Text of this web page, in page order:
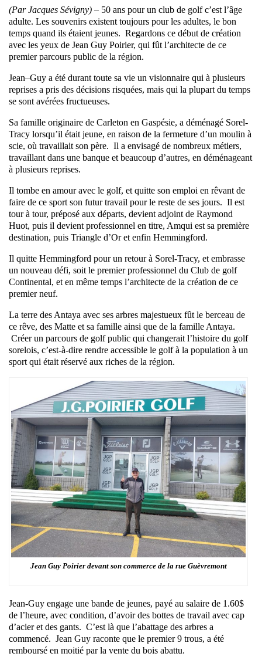
(Par Jacques Sévigny) – 50 ans pour un club de golf c’est l’âge
adulte. Les souvenirs existent toujours pour les adultes, le bon
temps quand ils étaient jeunes. Regardons ce début de création
avec les yeux de Jean Guy Poirier, qui fût l’architecte de ce
premier parcours public de la région.
Jean–Guy a été durant toute sa vie un visionnaire qui à plusieurs
reprises a pris des décisions risquées, mais qui la plupart du temps
se sont avérées fructueuses.
Sa famille originaire de Carleton en Gaspésie, a déménagé Sorel-
Tracy lorsqu’il était jeune, en raison de la fermeture d’un moulin à
scie, où travaillait son père. Il a envisagé de nombreux métiers,
travaillant dans une banque et beaucoup d’autres, en déménageant
à plusieurs reprises.
Il tombe en amour avec le golf, et quitte son emploi en rêvant de
faire de ce sport son futur travail pour le reste de ses jours. Il est
tour à tour, préposé aux départs, devient adjoint de Raymond
Huot, puis il devient professionnel en titre, Amqui est sa première
destination, puis Triangle d’Or et enfin Hemmingford.
Il quitte Hemmingford pour un retour à Sorel-Tracy, et embrasse
un nouveau défi, soit le premier professionnel du Club de golf
Continental, et en même temps l’architecte de la création de ce
premier neuf.
La terre des Antaya avec ses arbres majestueux fût le berceau de
ce rêve, des Matte et sa famille ainsi que de la famille Antaya.
Créer un parcours de golf public qui changerait l’histoire du golf
sorelois, c’est-à-dire rendre accessible le golf à la population à un
sport qui était réservé aux riches de la région.
Jean Guy Poirier devant son commerce de la rue Guèvremont
Jean-Guy engage une bande de jeunes, payé au salaire de 1.60$
de l’heure, avec condition, d’avoir des bottes de travail avec cap
d’acier et des gants. C’est là que l’abattage des arbres a
commencé. Jean Guy raconte que le premier 9 trous, a été
remboursé en moitié par la vente du bois abattu.